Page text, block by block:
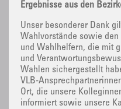
Ergebnisse aus den
Unser besonderer Dank
Wahlvorstände sowie
und Wahlhelfern, die mit
und
Wahlen sichergestellt
VLB-
Ort, die unsere
informiert sowie unsere